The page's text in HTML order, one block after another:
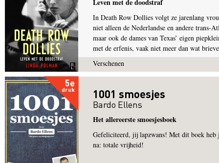
Leven met de doodstraf
In Death Row Dollies volgt ze jarenlang
niet alleen de Nederlandse en andere trans-
maar ook de dames van Texas’ eigen
met de erfenis, vaak niet meer dan wat
Verschenen
5e
druk 1001 smoesjes
Bardo Ellens
Het allereerste smoesjesboek
Gefeliciteerd, jij lapzwans! Met dit boek heb
na: totale vrijheid!